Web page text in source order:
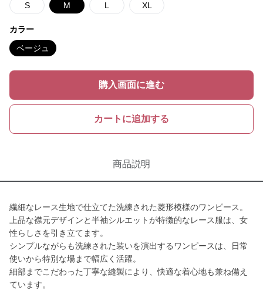
S M L XL
カラー
ベージュ
購入画面に進む
カートに追加する
商品説明
繊細なレース生地で仕立てた洗練された菱形模様のワンピース。
上品な襟元デザインと半袖シルエットが特徴的なレース服は、女
性らしさを引き立てます。
シンプルながらも洗練された装いを演出するワンピースは、日常
使いから特別な場まで幅広く活躍。
細部までこだわった丁寧な縫製により、快適な着心地も兼ね備え
ています。